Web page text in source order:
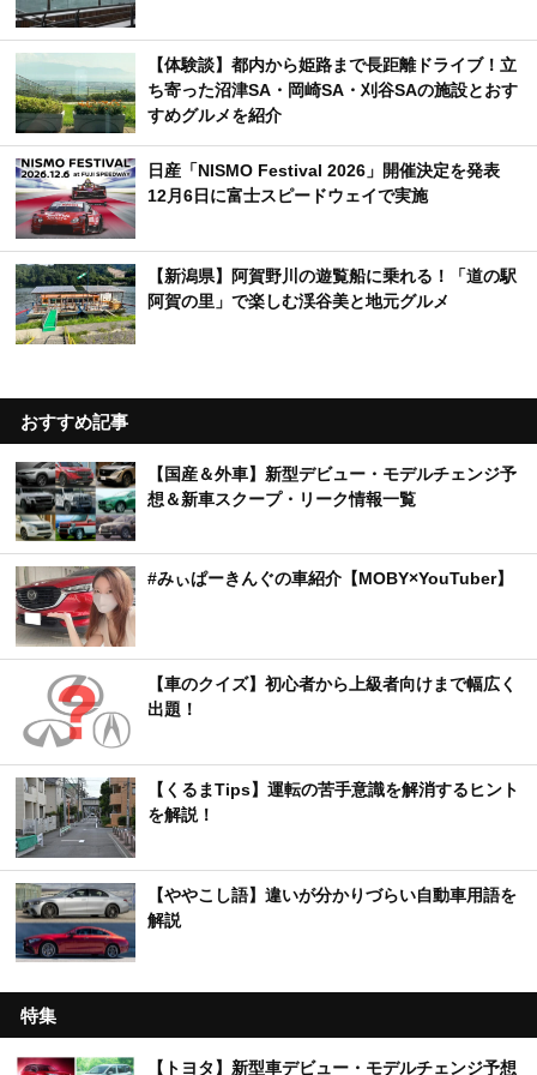
【体験談】都内から姫路まで長距離ドライブ！立
ち寄った沼津SA・岡崎SA・刈谷SAの施設とおす
すめグルメを紹介
日産「NISMO Festival 2026」開催決定を発表
12月6日に富士スピードウェイで実施
【新潟県】阿賀野川の遊覧船に乗れる！「道の駅
阿賀の里」で楽しむ渓谷美と地元グルメ
おすすめ記事
【国産＆外車】新型デビュー・モデルチェンジ予
想＆新車スクープ・リーク情報一覧
#みぃぱーきんぐの車紹介【MOBY×YouTuber】
【車のクイズ】初心者から上級者向けまで幅広く
出題！
【くるまTips】運転の苦手意識を解消するヒント
を解説！
【ややこし語】違いが分かりづらい自動車用語を
解説
特集
【トヨタ】新型車デビュー・モデルチェンジ予想